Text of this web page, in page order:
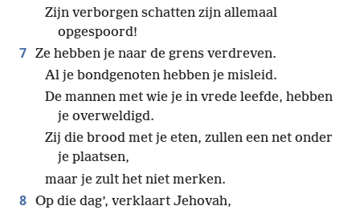
Zijn verborgen schatten zijn allemaal
opgespoord!
7 Ze hebben je naar de grens verdreven.
Al je bondgenoten hebben je misleid.
De mannen met wie je in vrede leefde, hebben
je overweldigd.
Zij die brood met je eten, zullen een net onder
je plaatsen,
maar je zult het niet merken.
8 Op die dag’, verklaart Jehovah,